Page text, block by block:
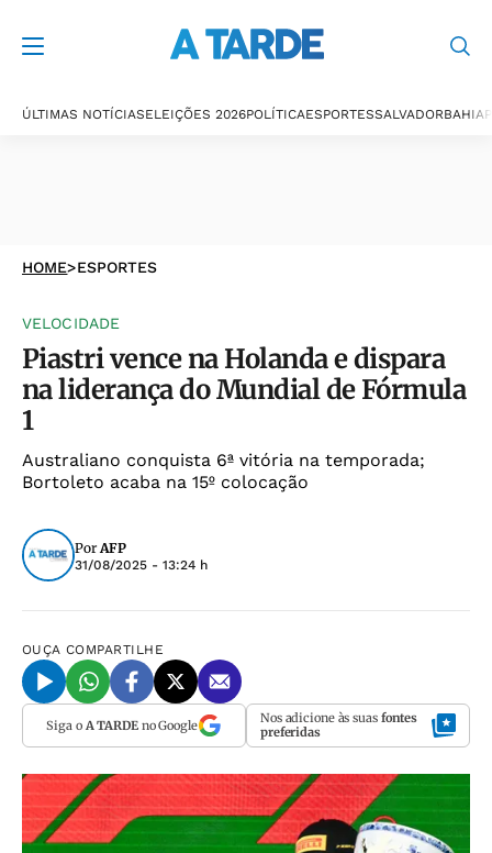
ÚLTIMAS NOTÍCIASELEIÇÕES 2026POLÍTICAESPORTESSALVADORBAHIA
HOME>ESPORTES
VELOCIDADE
Piastri vence na Holanda e dispara
na liderança do Mundial de Fórmula
1
Australiano conquista 6ª vitória na temporada;
Bortoleto acaba na 15º colocação
PorAFP
31/08/2025 - 13:24 h
OUÇA COMPARTILHE
Siga o A TARDEno Google Nos adicione às suas fontes
preferidas